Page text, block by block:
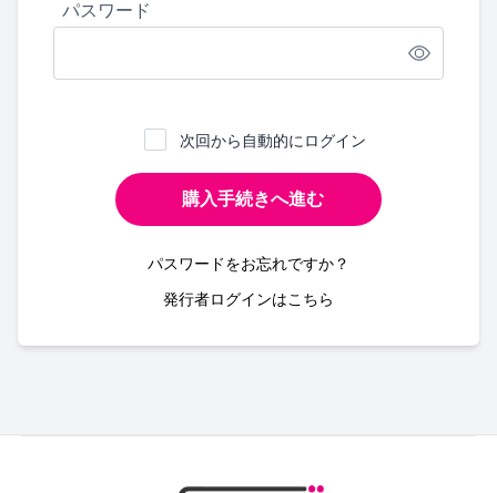
パスワード
次回から自動的にログイン
購入手続きへ進む
パスワードをお忘れですか？
発行者ログインはこちら